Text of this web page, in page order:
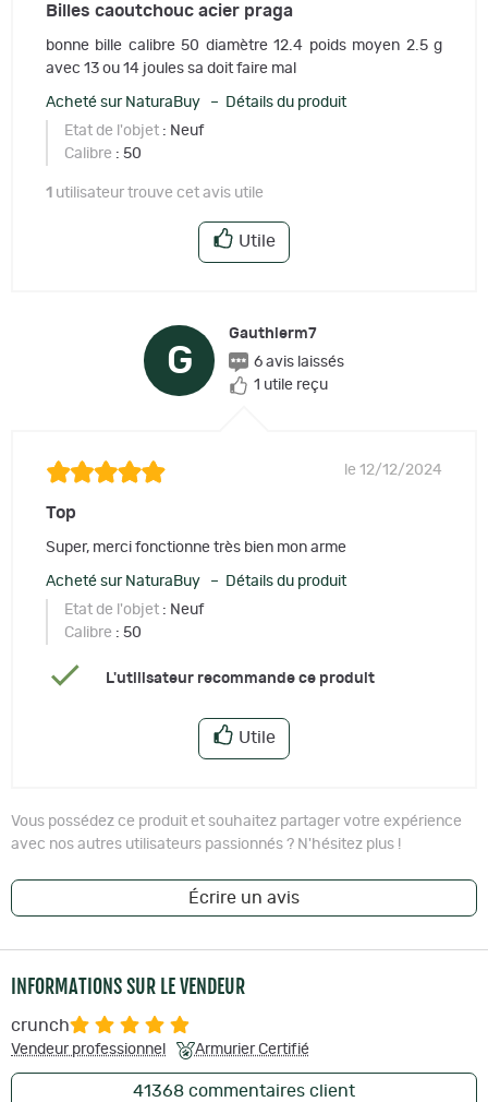
Billes caoutchouc acier praga
bonne bille calibre 50 diamètre 12.4 poids moyen 2.5 g
avec 13 ou 14 joules sa doit faire mal
Acheté sur NaturaBuy – Détails du produit
Etat de l'objet : Neuf
Calibre : 50
1 utilisateur trouve cet avis utile
Utile
G
Gauthierm7
6 avis laissés
1 utile reçu
le 12/12/2024
Top
Super, merci fonctionne très bien mon arme
Acheté sur NaturaBuy – Détails du produit
Etat de l'objet : Neuf
Calibre : 50
L'utilisateur recommande ce produit
Utile
Vous possédez ce produit et souhaitez partager votre expérience
avec nos autres utilisateurs passionnés ? N'hésitez plus !
Écrire un avis
INFORMATIONS SUR LE VENDEUR
crunch
Vendeur professionnel Armurier Certifié
41368 commentaires client